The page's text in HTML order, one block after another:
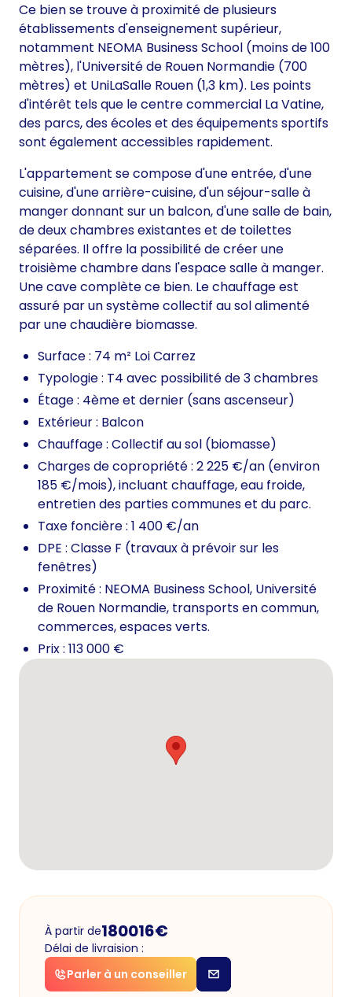
Ce bien se trouve à proximité de plusieurs
établissements d'enseignement supérieur,
notamment NEOMA Business School (moins de 100
mètres), l'Université de Rouen Normandie (700
mètres) et UniLaSalle Rouen (1,3 km). Les points
d'intérêt tels que le centre commercial La Vatine,
des parcs, des écoles et des équipements sportifs
sont également accessibles rapidement.
L'appartement se compose d'une entrée, d'une
cuisine, d'une arrière-cuisine, d'un séjour-salle à
manger donnant sur un balcon, d'une salle de bain,
de deux chambres existantes et de toilettes
séparées. Il offre la possibilité de créer une
troisième chambre dans l'espace salle à manger.
Une cave complète ce bien. Le chauffage est
assuré par un système collectif au sol alimenté
par une chaudière biomasse.
Surface : 74 m² Loi Carrez
Typologie : T4 avec possibilité de 3 chambres
Étage : 4ème et dernier (sans ascenseur)
Extérieur : Balcon
Chauffage : Collectif au sol (biomasse)
Charges de copropriété : 2 225 €/an (environ
185 €/mois), incluant chauffage, eau froide,
entretien des parties communes et du parc.
Taxe foncière : 1 400 €/an
DPE : Classe F (travaux à prévoir sur les
fenêtres)
Proximité : NEOMA Business School, Université
de Rouen Normandie, transports en commun,
commerces, espaces verts.
Prix : 113 000 €
À partir de180016€
Délai de livraision :
Parler à un conseiller